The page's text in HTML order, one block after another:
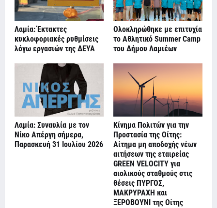
Λαμία: Έκτακτες
κυκλοφοριακές ρυθμίσεις
λόγω εργασιών της ΔΕΥΑ
Ολοκληρώθηκε με επιτυχία
το Αθλητικό Summer Camp
του Δήμου Λαμιέων
Λαμία: Συναυλία με τον
Νίκο Απέργη σήμερα,
Παρασκευή 31 Ιουλίου 2026
Κίνημα Πολιτών για την
Προστασία της Οίτης:
Αίτημα μη αποδοχής νέων
αιτήσεων της εταιρείας
GREEN VELOCITY για
αιολικούς σταθμούς στις
θέσεις ΠΥΡΓΟΣ,
ΜΑΚΡΥΡΑΧΗ και
ΞΕΡΟΒΟΥΝΙ της Οίτης